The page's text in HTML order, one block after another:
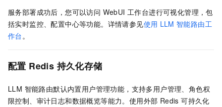
服务部署成功后，您可以访问 WebUI 工作台进行可视化管理，包
括实时监控、配置中心等功能。详情请参见使用 LLM 智能路由工
作台 。
配置 Redis 持久化存储
LLM 智能路由默认内置用户管理功能，支持多用户管理、角色权
限控制、审计日志和数据概览等能力。使用外部 Redis 可持久化